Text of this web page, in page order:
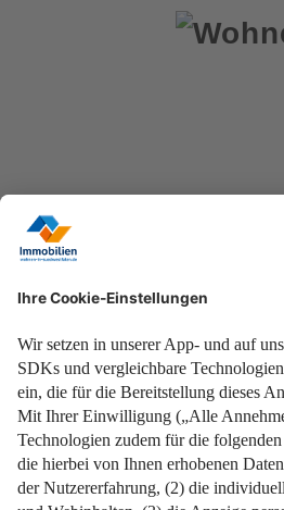
Impressum Datenschutz
Pflichtinformationen AGB